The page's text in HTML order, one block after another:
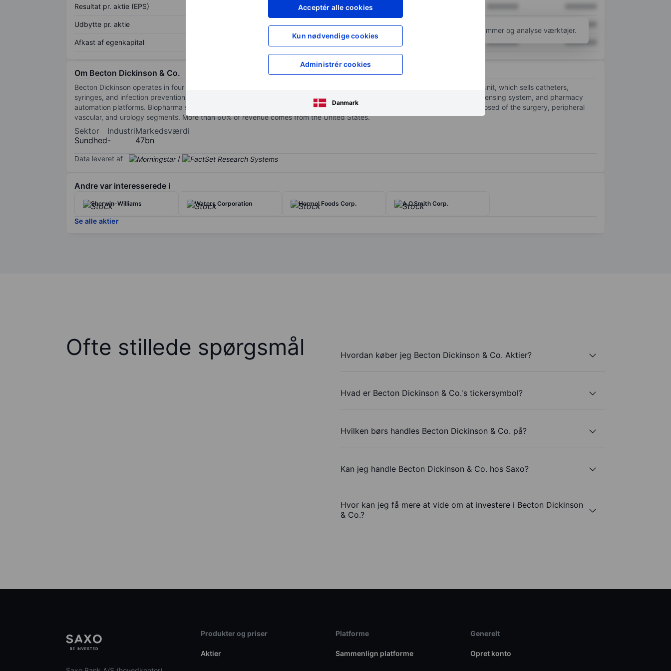
Acceptér alle cookies
Kun nødvendige cookies
Administrér cookies
Danmark
Resultat pr. aktie (EPS) XXXXXXX
Udbytte pr. aktie XXXXXXX
Afkast af egenkapital XXXXXXX XXXXXXX XXXXXXX
for at få adgang til flere diagrammer og analyse værktøjer.
Om Becton Dickinson & Co.
Becton Dickinson operates in four business units. Medical essentials (35% of total sales) includes the legacy medical surgical unit, which sells catheters,
syringes, and infection prevention products. Connected care (24%) core products include the Alaris infusion pump, Pyxis dispensing system, and pharmacy
automation platforms. Biopharma systems (13%) produces prefillable syringes and autoinjectors. Interventional (29%) is composed of the surgery, peripheral
vascular, and urology segments. More than 60% of revenue comes from the United States.
Sektor
Sundhed
Industri
-
Markedsværdi
47bn
Data leveret af /
Andre var interesserede i
Sherwin-Williams Waters Corporation Hormel Foods Corp. A.O.Smith Corp.
Se alle aktier
Ofte stillede spørgsmål Hvordan køber jeg Becton Dickinson & Co. Aktier?
Hvad er Becton Dickinson & Co.'s tickersymbol?
Hvilken børs handles Becton Dickinson & Co. på?
Kan jeg handle Becton Dickinson & Co. hos Saxo?
Hvor kan jeg få mere at vide om at investere i Becton Dickinson
& Co.?
Produkter og priser
Aktier
Platforme
Sammenlign platforme
Generelt
Opret konto